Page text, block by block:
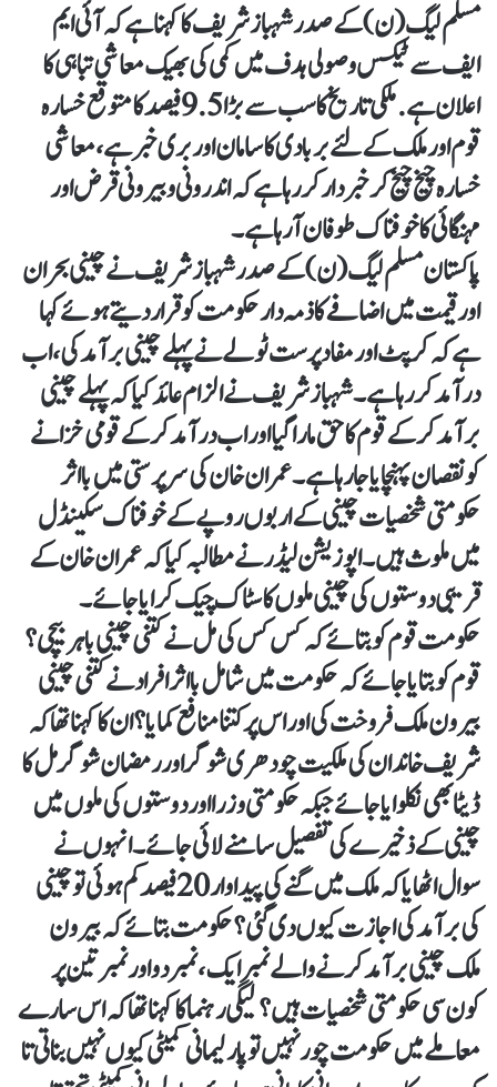
مسلم لیگ (ن) کے صدر شہباز شریف کا کہنا ہے کہ آئی ایم
ایف سے ٹیکس وصولی ہدف میں کمی کی بھیک معاشی تباہی کا
اعلان ہے.ملکی تاریخ کا سب سے بڑا 9.5 فیصد کا متوقع خسارہ
قوم اور ملک کے لئے بربادی کا سامان اور بری خبر ہے، معاشی
خسارہ چیخ چیخ کر خبردار کر رہا ہے کہ اندرونی و بیرونی قرض اور
مہنگائی کا خوفناک طوفان آرہا ہے۔
پاکستان مسلم لیگ (ن) کے صدر شہباز شریف نے چینی بحران
اور قیمت میں اضافے کا ذمہ دار حکومت کو قرار دیتے ہوئے کہا
ہے کہ کرپٹ اور مفاد پرست ٹولے نے پہلے چینی برآمد کی، اب
درآمد کر رہا ہے۔ شہباز شریف نے الزام عائد کیا کہ پہلے چینی
برآمد کرکے قوم کا حق مارا گیا اور اب درآمد کرکے قومی خزانے
کو نقصان پہنچایا جا رہا ہے۔ عمران خان کی سرپرستی میں بااثر
حکومتی شخصیات چینی کے اربوں روپے کے خوفناک سکینڈل
میں ملوث ہیں۔ اپوزیشن لیڈر نے مطالبہ کیا کہ عمران خان کے
قریبی دوستوں کی چینی ملوں کا سٹاک چیک کرایا جائے۔
حکومت قوم کو بتائے کہ کس کس کی مل نے کتنی چینی باہر بیچی؟
قوم کو بتایا جائے کہ حکومت میں شامل بااثر افراد نے کتنی چینی
بیرون ملک فروخت کی اور اس پر کتنا منافع کمایا؟ ان کا کہنا تھا کہ
شریف خاندان کی ملکیت چودھری شوگر اور رمضان شوگر مل کا
ڈیٹا بھی نکلوایا جائے جبکہ حکومتی وزرا اور دوستوں کی ملوں میں
چینی کے ذخیرے کی تفصیل سامنے لائی جائے۔ انہوں نے
سوال اٹھایا کہ ملک میں گنے کی پیداوار 20 فیصد کم ہوئی تو چینی
کی برآمد کی اجازت کیوں دی گئی؟ حکومت بتائے کہ بیرون
ملک چینی برآمد کرنے والے نمبر ایک، نمبر دو اور نمبر تین پر
کون سی حکومتی شخصیات ہیں؟ لیگی رہنما کا کہنا تھا کہ اس سارے
معاملے میں حکومت چور نہیں تو پارلیمانی کمیٹی کیوں نہیں بناتی تا